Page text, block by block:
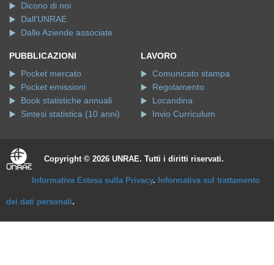
Dicono di noi
Dall'UNRAE
Dalle Aziende associate
PUBBLICAZIONI
Pocket mercato
Pocket emissioni
Book statistiche annuali
Sintesi statistica (10 anni)
LAVORO
Comunicato stampa
Regolamento
Locandina
Invio Curriculum
Copyright © 2026 UNRAE. Tutti i diritti riservati.
Informativa Estesa sulla Privacy. Informativa sul trattamento
dei dati personali.